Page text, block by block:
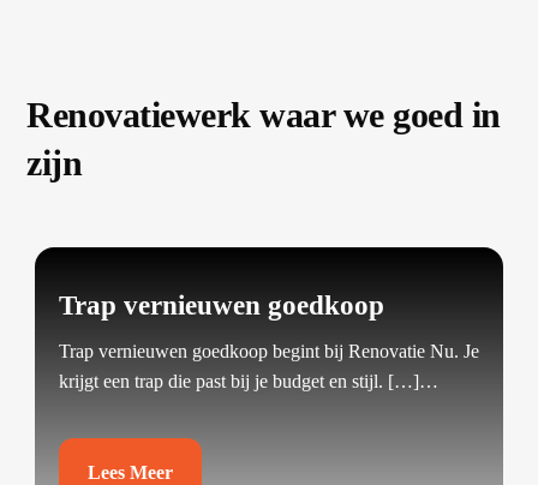
Renovatiewerk waar we goed in
zijn
Trap vernieuwen goedkoop
Trap vernieuwen goedkoop begint bij Renovatie Nu.​ Je
krijgt een trap die past bij je budget en stijl.​ […]…
Lees Meer